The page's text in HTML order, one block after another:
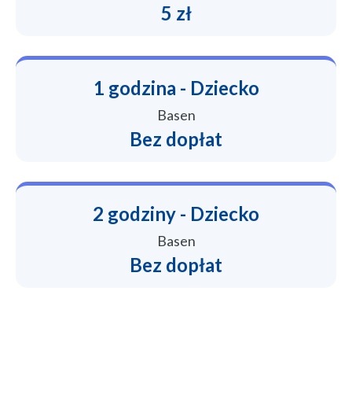
5 zł
1 godzina - Dziecko
Basen
Bez dopłat
2 godziny - Dziecko
Basen
Bez dopłat